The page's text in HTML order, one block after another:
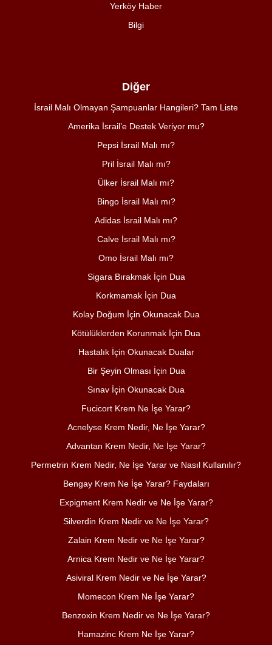
Yerköy Haber
Bilgi
Diğer
İsrail Malı Olmayan Şampuanlar Hangileri? Tam Liste
Amerika İsrail’e Destek Veriyor mu?
Pepsi İsrail Malı mı?
Pril İsrail Malı mı?
Ülker İsrail Malı mı?
Bingo İsrail Malı mı?
Adidas İsrail Malı mı?
Calve İsrail Malı mı?
Omo İsrail Malı mı?
Sigara Bırakmak İçin Dua
Korkmamak İçin Dua
Kolay Doğum İçin Okunacak Dua
Kötülüklerden Korunmak İçin Dua
Hastalık İçin Okunacak Dualar
Bir Şeyin Olması İçin Dua
Sınav İçin Okunacak Dua
Fucicort Krem Ne İşe Yarar?
Acnelyse Krem Nedir, Ne İşe Yarar?
Advantan Krem Nedir, Ne İşe Yarar?
Permetrin Krem Nedir, Ne İşe Yarar ve Nasıl Kullanılır?
Bengay Krem Ne İşe Yarar? Faydaları
Expigment Krem Nedir ve Ne İşe Yarar?
Silverdin Krem Nedir ve Ne İşe Yarar?
Zalain Krem Nedir ve Ne İşe Yarar?
Arnica Krem Nedir ve Ne İşe Yarar?
Asiviral Krem Nedir ve Ne İşe Yarar?
Momecon Krem Ne İşe Yarar?
Benzoxin Krem Nedir ve Ne İşe Yarar?
Hamazinc Krem Ne İşe Yarar?